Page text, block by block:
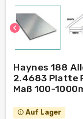
chevron_left
Haynes 188
2.4683 Platte
Maß 100-
error_outline Auf Lager